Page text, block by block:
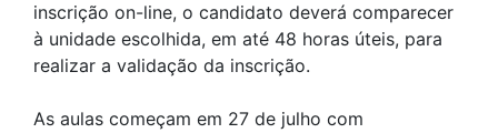
inscrição on-line, o candidato deverá comparecer
à unidade escolhida, em até 48 horas úteis, para
realizar a validação da inscrição.
As aulas começam em 27 de julho com